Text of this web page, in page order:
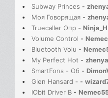
Subway Princes -
Моя Говорящая -
Truecaller Опр -
Volume Control -
Bluetooth Volu -
My Perfect Hot -
SmartFons - Об -
Glen Hansard - -
IObit Driver B -